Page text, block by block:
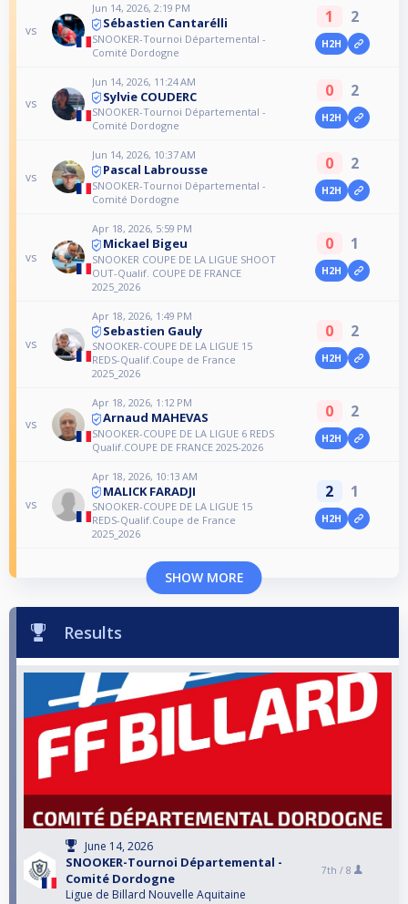
vs
Jun 14, 2026, 2:19 PM
Sébastien Cantarélli
SNOOKER-Tournoi Départemental -
Comité Dordogne
1 2
H2H
vs
Jun 14, 2026, 11:24 AM
Sylvie COUDERC
SNOOKER-Tournoi Départemental -
Comité Dordogne
0 2
H2H
vs
Jun 14, 2026, 10:37 AM
Pascal Labrousse
SNOOKER-Tournoi Départemental -
Comité Dordogne
0 2
H2H
vs
Apr 18, 2026, 5:59 PM
Mickael Bigeu
SNOOKER COUPE DE LA LIGUE SHOOT
OUT-Qualif. COUPE DE FRANCE
2025_2026
0 1
H2H
vs
Apr 18, 2026, 1:49 PM
Sebastien Gauly
SNOOKER-COUPE DE LA LIGUE 15
REDS-Qualif.Coupe de France
2025_2026
0 2
H2H
vs
Apr 18, 2026, 1:12 PM
Arnaud MAHEVAS
SNOOKER-COUPE DE LA LIGUE 6 REDS
Qualif.COUPE DE FRANCE 2025-2026
0 2
H2H
vs
Apr 18, 2026, 10:13 AM
MALICK FARADJI
SNOOKER-COUPE DE LA LIGUE 15
REDS-Qualif.Coupe de France
2025_2026
2 1
H2H
SHOW MORE
Results
June 14, 2026
SNOOKER-Tournoi Départemental -
Comité Dordogne
Ligue de Billard Nouvelle Aquitaine
7th / 8